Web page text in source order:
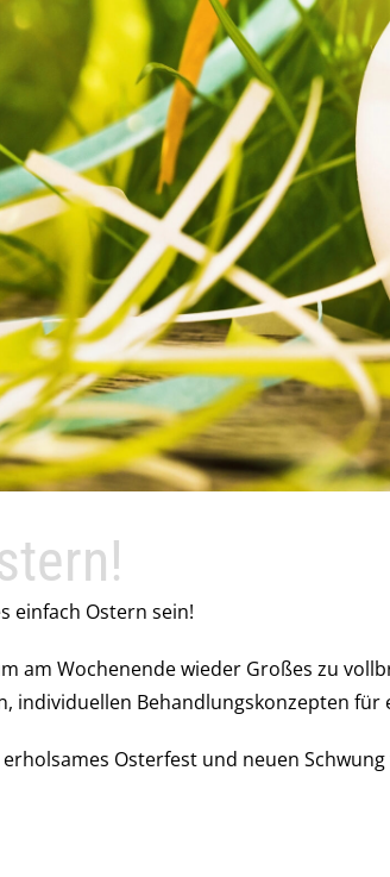
einfach Ostern sein!
am Wochenende wieder Großes zu
individuellen Behandlungskonzepten
Osterfest und neuen